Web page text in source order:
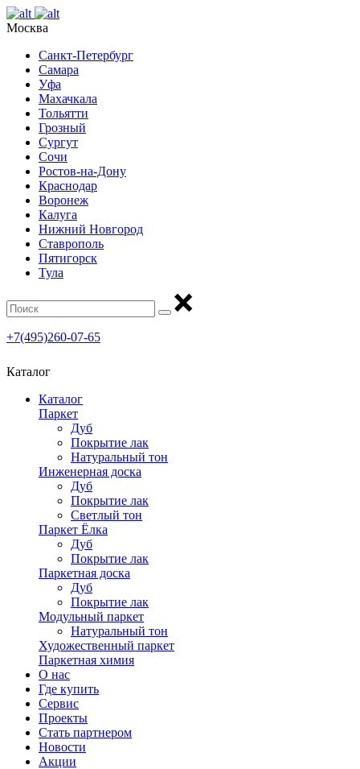
Москва
Санкт-Петербург
Самара
Уфа
Махачкала
Тольятти
Грозный
Сургут
Сочи
Ростов-на-Дону
Краснодар
Воронеж
Калуга
Нижний Новгород
Ставрополь
Пятигорск
Тула
+7(495)260-07-65
Каталог
Каталог
Паркет
Дуб
Покрытие лак
Натуральный тон
Инженерная доска
Дуб
Покрытие лак
Светлый тон
Паркет Ёлка
Дуб
Покрытие лак
Паркетная доска
Дуб
Покрытие лак
Модульный паркет
Натуральный тон
Художественный паркет
Паркетная химия
О нас
Где купить
Сервис
Проекты
Стать партнером
Новости
Акции